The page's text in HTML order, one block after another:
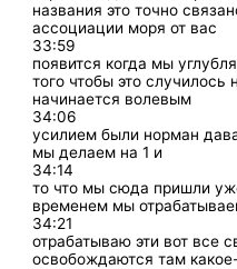
названия это точно
ассоциации моря от вас
33:59
появится когда мы
того чтобы это случилось
начинается волевым
34:06
усилием были норман
мы делаем на 1 и
34:14
то что мы сюда пришли
временем мы
34:21
отрабатываю эти вот все
освобождаются там